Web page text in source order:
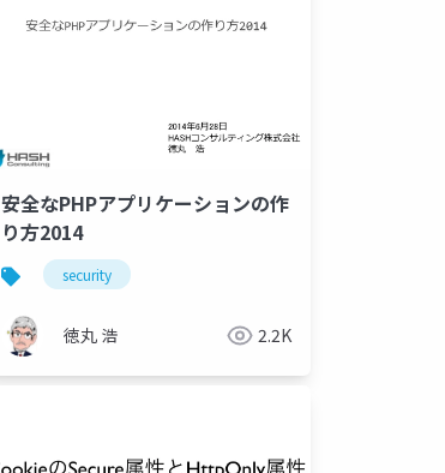
安全なPHPアプリケーションの作
り方2014
security
徳丸 浩 2.2K